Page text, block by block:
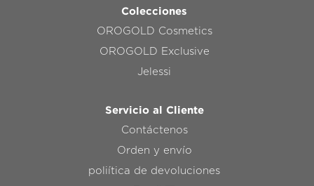
Colecciones
OROGOLD Cosmetics
OROGOLD Exclusive
Jelessi
Servicio al Cliente
Contáctenos
Orden y envío
poliítica de devoluciones